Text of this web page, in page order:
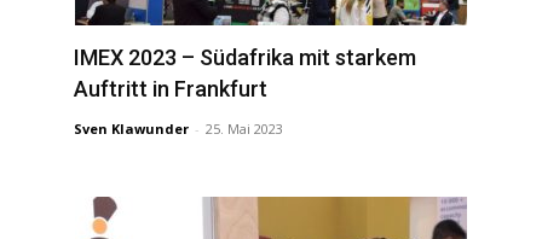
IMEX 2023 – Südafrika mit starkem
Auftritt in Frankfurt
Sven Klawunder - 25. Mai 2023